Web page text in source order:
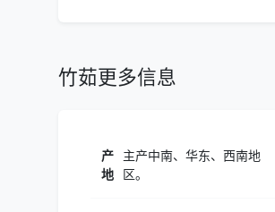
竹茹更多信息
产
地
主产中南、华东、西南地
区。